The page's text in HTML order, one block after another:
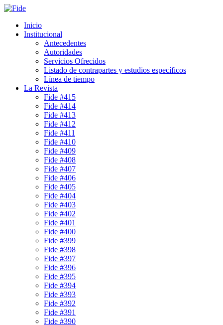
Inicio
Institucional
Antecedentes
Autoridades
Servicios Ofrecidos
Listado de contrapartes y estudios específicos
Línea de tiempo
La Revista
Fide #415
Fide #414
Fide #413
Fide #412
Fide #411
Fide #410
Fide #409
Fide #408
Fide #407
Fide #406
Fide #405
Fide #404
Fide #403
Fide #402
Fide #401
Fide #400
Fide #399
Fide #398
Fide #397
Fide #396
Fide #395
Fide #394
Fide #393
Fide #392
Fide #391
Fide #390